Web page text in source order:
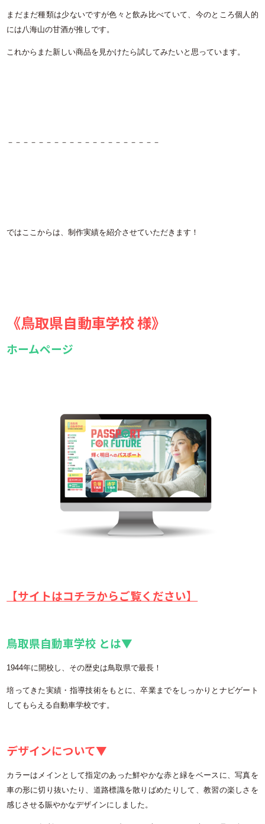
まだまだ種類は少ないですが色々と飲み比べていて、今のところ個人的
には八海山の甘酒が推しです。
これからまた新しい商品を見かけたら試してみたいと思っています。
－－－－－－－－－－－－－－－－－－－－
ではここからは、制作実績を紹介させていただきます！
《鳥取県自動車学校 様》
ホームページ
【サイトはコチラからご覧ください】
鳥取県自動車学校 とは▼
1944年に開校し、その歴史は鳥取県で最長！
培ってきた実績・指導技術をもとに、卒業までをしっかりとナビゲート
してもらえる自動車学校です。
デザインについて▼
カラーはメインとして指定のあった鮮やかな赤と緑をベースに、写真を
車の形に切り抜いたり、道路標識を散りばめたりして、教習の楽しさを
感じさせる賑やかなデザインにしました。